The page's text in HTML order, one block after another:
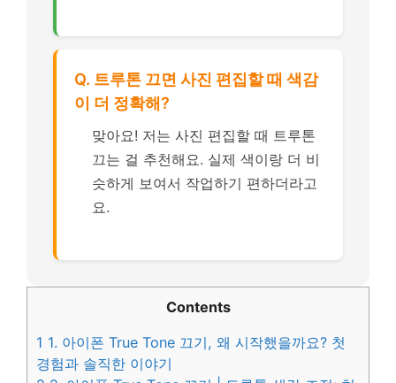
Q. 트루톤 끄면 사진 편집할 때 색감
이 더 정확해?
맞아요! 저는 사진 편집할 때 트루톤
끄는 걸 추천해요. 실제 색이랑 더 비
슷하게 보여서 작업하기 편하더라고
요.
Contents
1 1. 아이폰 True Tone 끄기, 왜 시작했을까요? 첫
경험과 솔직한 이야기